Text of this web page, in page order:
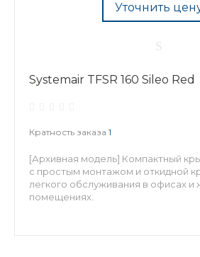
Уточнить
Systemair TFSR 160 Sileo Red
Кратность заказа 1
[Архивная модель] Компактный
с простым монтажом и откидной
легкого обслуживания в офисах и
помещениях.